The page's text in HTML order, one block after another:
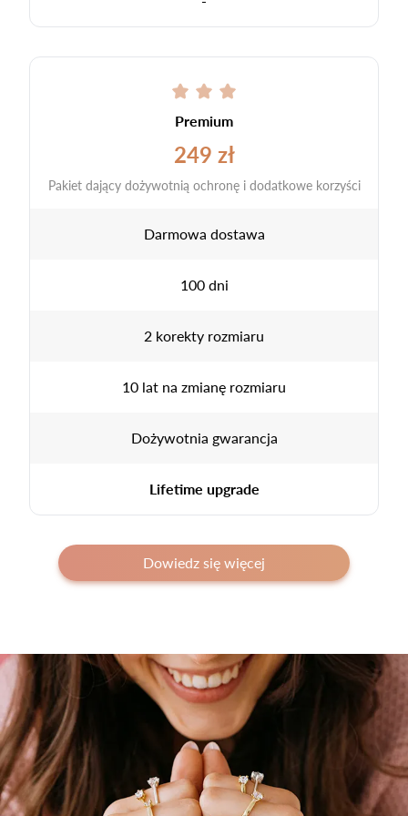
Premium
249 zł
Pakiet dający dożywotnią ochronę i dodatkowe korzyści
Darmowa dostawa
100 dni
2 korekty rozmiaru
10 lat na zmianę rozmiaru
Dożywotnia gwarancja
Lifetime upgrade
Dowiedz się więcej